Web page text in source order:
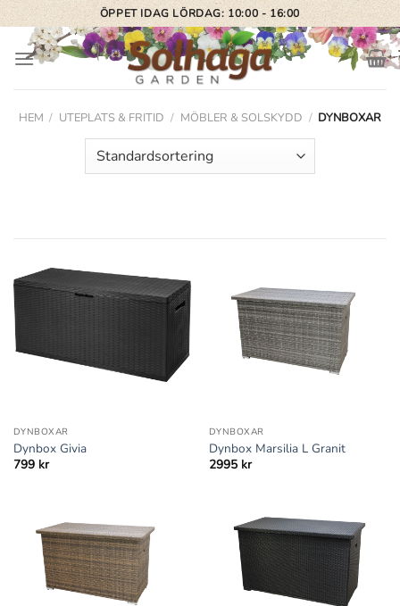
Skip
to
content
ÖPPET IDAG LÖRDAG: 10:00 - 16:00
HEM / UTEPLATS & FRITID / MÖBLER & SOLSKYDD / DYNBOXAR
DYNBOXAR
Dynbox Givia
799 kr
DYNBOXAR
Dynbox Marsilia L Granit
2995 kr